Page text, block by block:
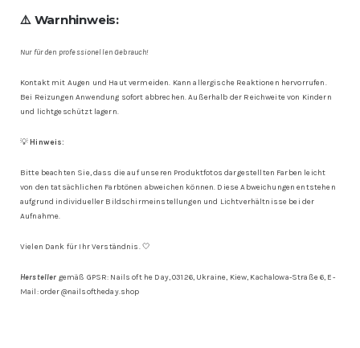
⚠️ Warnhinweis:
Nur für den professionellen Gebrauch!
Kontakt mit Augen und Haut vermeiden. Kann allergische Reaktionen hervorrufen.
Bei Reizungen Anwendung sofort abbrechen. Außerhalb der Reichweite von Kindern
und lichtgeschützt lagern.
💡Hinweis:
Bitte beachten Sie, dass die auf unseren Produktfotos dargestellten Farben leicht
von den tatsächlichen Farbtönen abweichen können. Diese Abweichungen entstehen
aufgrund individueller Bildschirmeinstellungen und Lichtverhältnisse bei der
Aufnahme.
Vielen Dank für Ihr Verständnis. 🤍
Hersteller gemäß GPSR: Nails oft he Day, 03126, Ukraine, Kiew, Kachalowa-Straße 6, E-
Mail: order@nailsoftheday.shop